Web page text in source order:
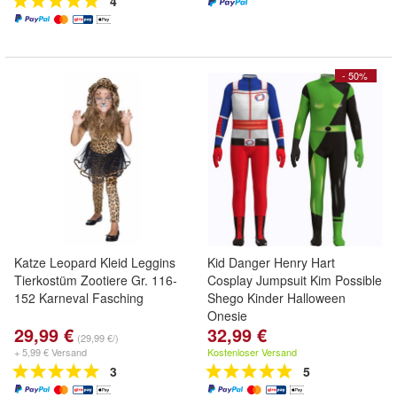
Katze Leopard Kleid Leggins
Tierkostüm Zootiere Gr. 116-
152 Karneval Fasching
29,99 € (29,99 €/)
+ 5,99 € Versand
3
- 50%
Kid Danger Henry Hart
Cosplay Jumpsuit Kim Possible
Shego Kinder Halloween
Onesie
32,99 €
Kostenloser Versand
5